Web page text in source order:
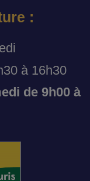
:
à 16h30
de 9h00 à